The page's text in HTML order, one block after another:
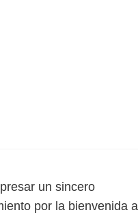
un sincero
por la bienvenida a